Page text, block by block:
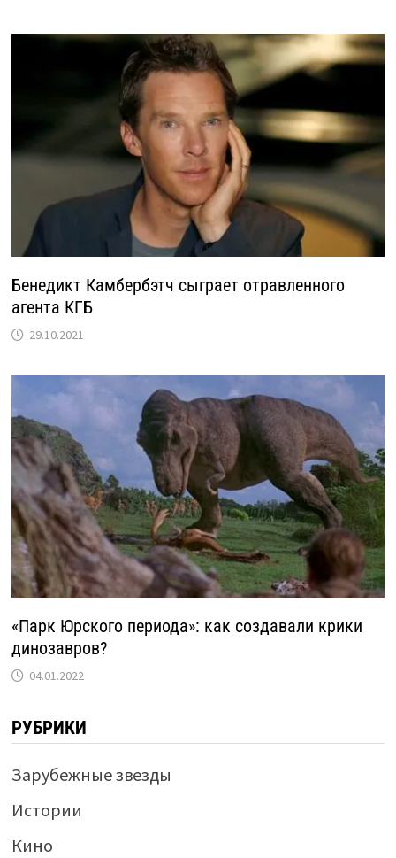
Бенедикт Камбербэтч сыграет отравленного
агента КГБ
29.10.2021
«Парк Юрского периода»: как создавали крики
динозавров?
04.01.2022
РУБРИКИ
Зарубежные звезды
Истории
Кино